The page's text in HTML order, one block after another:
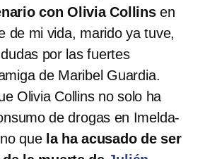
con Olivia Collinsen
de mi vida, marido ya tuve,
por las fuertes
de Maribel Guardia.
Olivia Collins no solo ha
de drogas en Imelda-
que la ha acusado de ser